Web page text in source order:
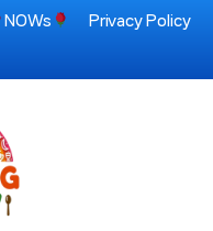
NOWs Privacy Policy